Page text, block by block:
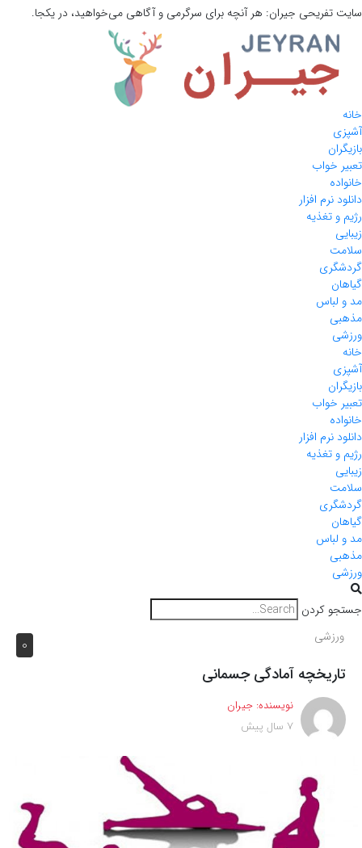
سایت تفریحی جیران: هر آنچه برای سرگرمی و آگاهی می‌خواهید، در یکجا.
خانه
آشپزی
بازیگران
تعبیر خواب
خانواده
دانلود نرم افزار
رژیم و تغذیه
زیبایی
سلامت
گردشگری
گیاهان
مد و لباس
مذهبی
ورزشی
خانه
آشپزی
بازیگران
تعبیر خواب
خانواده
دانلود نرم افزار
رژیم و تغذیه
زیبایی
سلامت
گردشگری
گیاهان
مد و لباس
مذهبی
ورزشی
جستجو کردن
0 ورزشی
تاریخچه آمادگی جسمانی
نویسنده: جیران
7 سال پیش